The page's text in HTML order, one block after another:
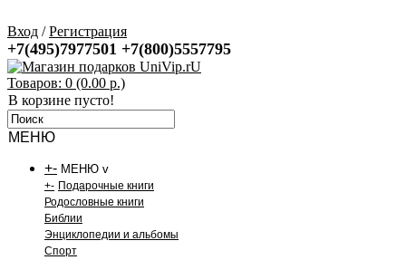
Вход /Регистрация
+7(495)7977501 +7(800)5557795
Товаров: 0 (0.00 р.)
В корзине пусто!
МЕНЮ
+- МЕНЮ v
+- Подарочные книги
Родословные книги
Библии
Энциклопедии и альбомы
Спорт